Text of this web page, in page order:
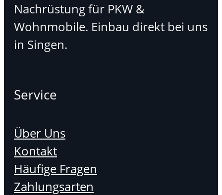
Nachrüstung für PKW &
Wohnmobile. Einbau direkt bei uns
in Singen.
Service
Über Uns
Kontakt
Häufige Fragen
Zahlungsarten